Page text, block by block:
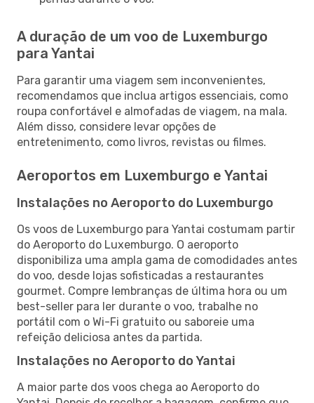
A duração de um voo de Luxemburgo
para Yantai
Para garantir uma viagem sem inconvenientes,
recomendamos que inclua artigos essenciais, como
roupa confortável e almofadas de viagem, na mala.
Além disso, considere levar opções de
entretenimento, como livros, revistas ou filmes.
Aeroportos em Luxemburgo e Yantai
Instalações no Aeroporto do Luxemburgo
Os voos de Luxemburgo para Yantai costumam partir
do Aeroporto do Luxemburgo. O aeroporto
disponibiliza uma ampla gama de comodidades antes
do voo, desde lojas sofisticadas a restaurantes
gourmet. Compre lembranças de última hora ou um
best-seller para ler durante o voo, trabalhe no
portátil com o Wi-Fi gratuito ou saboreie uma
refeição deliciosa antes da partida.
Instalações no Aeroporto do Yantai
A maior parte dos voos chega ao Aeroporto do